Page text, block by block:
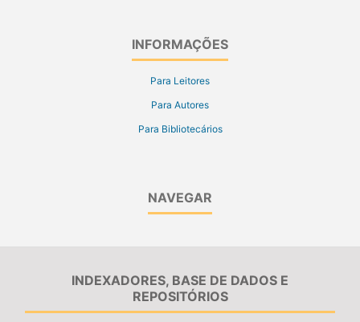
INFORMAÇÕES
Para Leitores
Para Autores
Para Bibliotecários
NAVEGAR
INDEXADORES, BASE DE DADOS E
REPOSITÓRIOS